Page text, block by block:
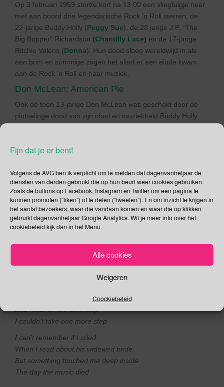
Fijn dat je er bent!
Volgens de AVG ben ik verplicht om te melden dat dagenvanhetjaar de
diensten van derden gebruikt die op hun beurt weer cookies gebruiken.
Zoals de buttons op Facebook, Instagram en Twitter om een pagina te
kunnen promoten (“liken”) of te delen (“tweeten”). En om inzicht te krijgen in
het aantal bezoekers, waar die vandaan komen en waar die op klikken
gebruikt dagenvanhetjaar Google Analytics. Wil je meer info over het
cookiebeleid kijk dan in het Menu.
Alle cookies
Weigeren
Coockiebeleid
Op 3 februari 1959 stortte kort na 13.00 een vliegtuigje neer
met aan boord drie legendarische Rock ’n Roll sterren; de
22-jarige Buddy Holly (Peggy Sue), de 28 jarige J.P. “The
Big Bopper” Richardson (Chantilly Lace) en de 17-jarige
Ritchie Valens (Donna). Hun dood sloeg wereldwijd in als
een bom en sommige zagen het alsof er een einde kwam
aan de Rock ’n Roll en haar muziek.
Don McLean: American Pie
Ook de toen 13-jarige Don McLean was geschokt door de
plotselinge dood van zijn idool en muziekheld Buddy Holly.
eerste 13 zinnen van het lied over Buddy Holly gaan. De
algemeen gebruikt om het abrupte tragische einde van de
Rock ’n Roll sterren Buddy Holly, The Big Bopper en Ritchie
Valens mee te beschrijven.
American Pie
A long, long time ago
That I could make those people dance
With every paper I’d deliver
Bad news on the doorstep
I couldn’t take one more step
I can’t remember if I cried
When I read about his widowed bride
But something touched me deep inside
The day the music died